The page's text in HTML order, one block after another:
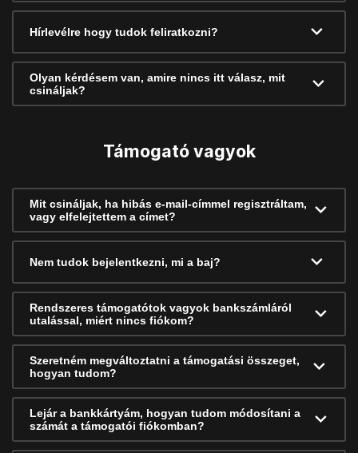
Hírlevélre hogy tudok feliratkozni?
Olyan kérdésem van, amire nincs itt válasz, mit
csináljak?
Támogató vagyok
Mit csináljak, ha hibás e-mail-címmel regisztráltam,
vagy elfelejtettem a címet?
Nem tudok bejelentkezni, mi a baj?
Rendszeres támogatótok vagyok bankszámláról
utalással, miért nincs fiókom?
Szeretném megváltoztatni a támogatási összeget,
hogyan tudom?
Lejár a bankkártyám, hogyan tudom módosítani a
számát a támogatói fiókomban?